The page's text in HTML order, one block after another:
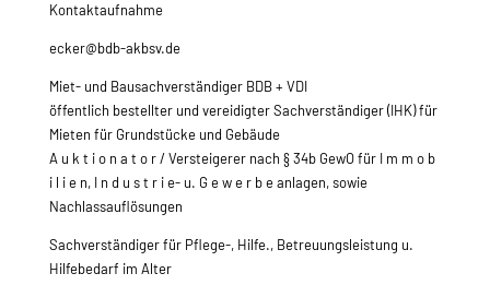
Kontaktaufnahme
ecker@bdb-akbsv.de
Miet- und Bausachverständiger BDB + VDI
öffentlich bestellter und vereidigter Sachverständiger (IHK) für
Mieten für Grundstücke und Gebäude
A u k t i o n a t o r / Versteigerer nach § 34b GewO für I m m o b
i l i e n, I n d u s t r i e- u. G e w e r b e anlagen, sowie
Nachlassauflösungen
Sachverständiger für Pflege-, Hilfe., Betreuungsleistung u.
Hilfebedarf im Alter